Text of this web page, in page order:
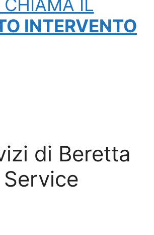
CHIAMA IL
INTERVENTO
di Beretta
Service